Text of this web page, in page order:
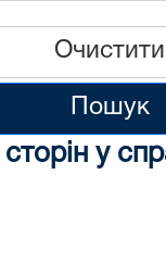
Очистити
Пошук
у